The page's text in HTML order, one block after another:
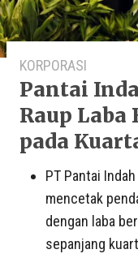
KORPORASI
Pantai
Raup Laba
pada
PT Pantai
mencetak
dengan laba
sepanjang